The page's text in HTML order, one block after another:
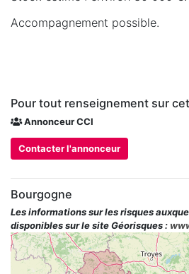
Accompagnement possible.
Pour tout renseignement sur
Annonceur CCI
Contacter l'annonceur
Bourgogne
Les informations sur les risques
disponibles sur le site Géorisques :